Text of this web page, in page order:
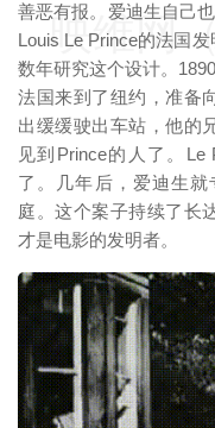
善恶有报。爱迪生自己
Louis Le Prince的法国
数年研究这个设计。
法国来到了纽约，准备
出缓缓驶出车站，他的
见到Prince的人了。
了。几年后，爱迪生
庭。这个案子持续了长
才是电影的发明者。
映维网
映维网